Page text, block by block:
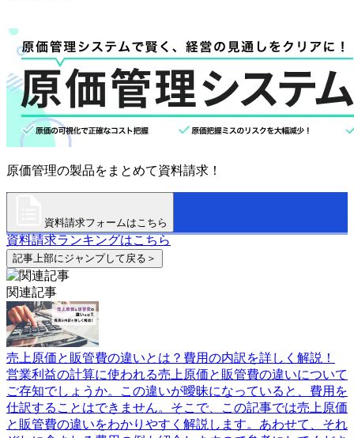
原価管理の製品をまとめて資料請求！
資料請求フォームはこちら
資料請求ランキングはこちら
記事上部にジャンプして戻る＞
関連記事
売上原価と販管費の違いとは？費用の内訳を詳しく解説！
営業利益の計算に使われる売上原価と販管費の違いについて
ご存知でしょうか。この違いが曖昧になっていると、費用を
仕訳することはできません。そこで、この記事では売上原価
と販管費の違いをわかりやすく解説します。あわせて、それ